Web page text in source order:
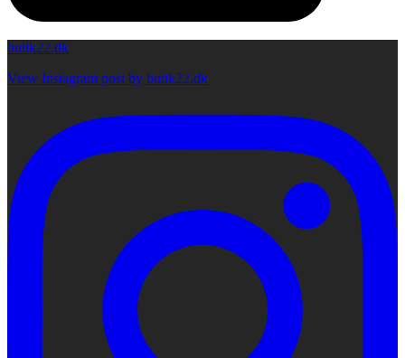
butik22.dk
View Instagram post by butik22.dk